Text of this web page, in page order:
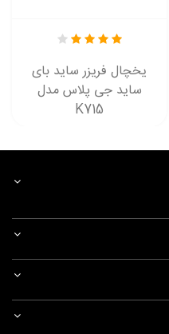
یخچال فریزر ساید بای
ساید جی پلاس مدل
K715